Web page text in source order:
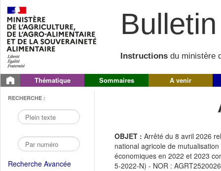
Instructions du ministère
Thématique Sommaires A venir
RECHERCHE :
Recherche Avancée
OBJET : Arrêté du 8 avril 2026
national agricole de
économiques en 2022 et 2023
5-2022-N) - NOR :